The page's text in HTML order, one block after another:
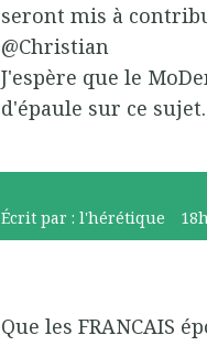
seront mis à
@Christian
J'espère que le
d'épaule sur ce sujet.
Écrit par :l'hérétique
Que les FRANCAIS